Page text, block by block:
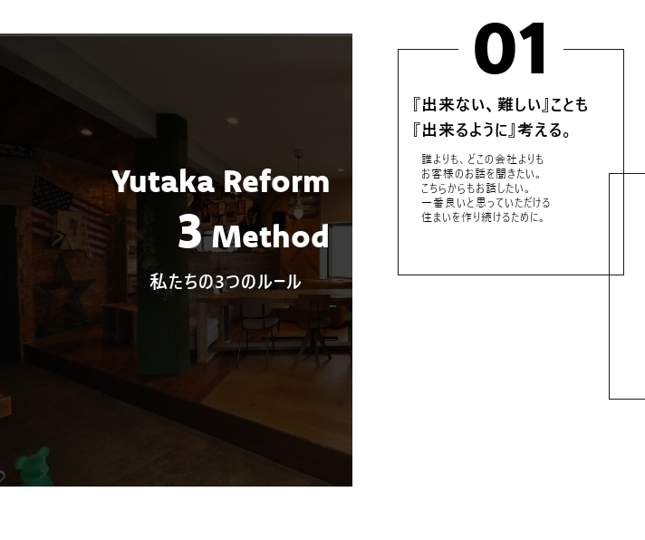
Yutaka Reform
3Method
私たちの3つのルール
01
『出来ない、難しい』ことも
『出来るように』考える。
誰よりも、どこの会社よりも
お客様のお話を聞きたい。
こちらからもお話したい。
一番良いと思っていただける
住まいを作り続けるために。